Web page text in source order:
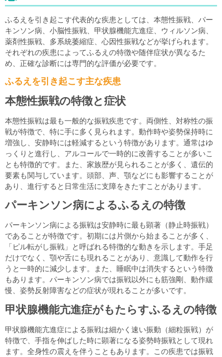
ふるえを引き起こす代表的な疾患としては、本態性振戦、パー
キンソン病、小脳性振戦、甲状腺機能亢進症、ウィルソン病、
薬剤性振戦、多系統萎縮症、心因性振戦などが挙げられます。
それぞれの疾患によってふるえの特徴や随伴症状が異なるた
め、正確な診断には専門的な評価が必要です。
ふるえを引き起こす主な疾患
本態性振戦の特徴と症状
本態性振戦は最も一般的な振戦疾患です。両側性、対称性の振
戦が特徴で、特に手に多く見られます。動作時や姿勢保持時に
増強し、安静時には軽減するという特徴があります。通常はゆ
っくりと進行し、アルコールで一時的に改善することが多いこ
とも特徴的です。また、家族歴が見られることが多く、遺伝的
要素も関与しています。頭部、声、顎などにも影響することが
あり、進行すると日常生活に支障をきたすことがあります。
パーキンソン病によるふるえの特徴
パーキンソン病による振戦は安静時に最も顕著（静止時振戦）
であることが特徴です。初期には片側から始まることが多く、
「ピル転がし振戦」と呼ばれる特徴的な動きを示します。手足
だけでなく、顎や舌にも現れることがあり、意識して動作を行
うと一時的に減少します。また、睡眠中は消失するという特徴
もあります。パーキンソン病では振戦以外にも筋強剛、動作緩
慢、姿勢反射障害などの症状が現れることが多いです。
甲状腺機能亢進症がもたらすふるえの特徴
甲状腺機能亢進症による振戦は細かく速い振動（細粒振戦）が
特徴で、手指を伸ばした時に顕著になる姿勢時振戦として現れ
ます。全身性の震えを伴うこともあります。この疾患では振戦